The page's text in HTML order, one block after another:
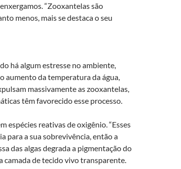
“Zooxantelas são
menos, mais se destaca o seu
há algum estresse no ambiente,
aumento da temperatura da água,
massivamente as zooxantelas,
têm favorecido esse processo.
espécies reativas de oxigênio. “Esses
para a sua sobrevivência, então a
das algas degrada a pigmentação do
de tecido vivo transparente.